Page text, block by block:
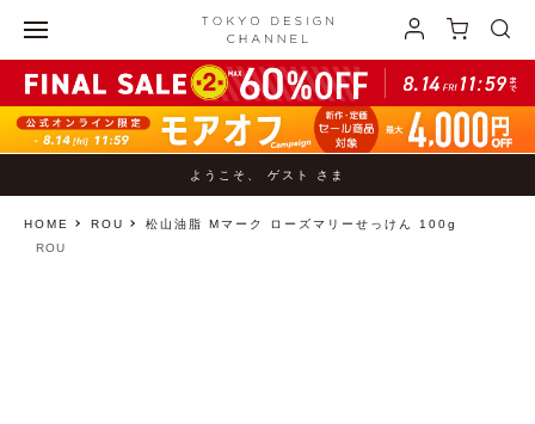
ようこそ、 ゲスト さま
HOME ROU 松山油脂 Mマーク ローズマリーせっけん 100g
ROU